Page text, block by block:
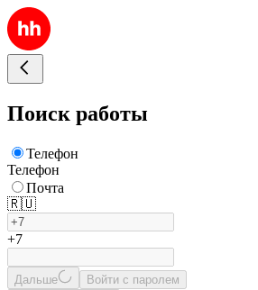
Поиск работы
Телефон
Телефон
Почта
🇷🇺
+7
Дальше
Войти с паролем